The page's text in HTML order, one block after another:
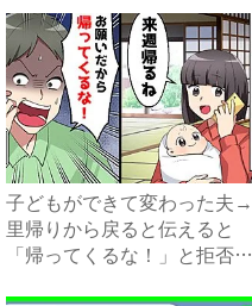
子どもができて変わった夫→
里帰りから戻ると伝えると
「帰ってくるな！」と拒否！